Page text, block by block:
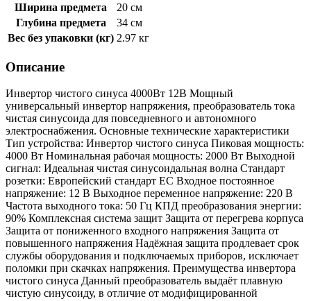
Ширина предмета
20 см
Глубина предмета
34 см
Вес без упаковки (кг) 2.97 кг
Описание
Инвертор чистого синуса 4000Вт 12В Мощный
универсальный инвертор напряжения, преобразователь тока
чистая синусоида для повседневного и автономного
электроснабжения. Основные технические характеристики
Тип устройства: Инвертор чистого синуса Пиковая мощность:
4000 Вт Номинальная рабочая мощность: 2000 Вт Выходной
сигнал: Идеальная чистая синусоидальная волна Стандарт
розетки: Европейский стандарт ЕС Входное постоянное
напряжение: 12 В Выходное переменное напряжение: 220 В
Частота выходного тока: 50 Гц КПД преобразования энергии:
90% Комплексная система защит Защита от перегрева корпуса
Защита от пониженного входного напряжения Защита от
повышенного напряжения Надёжная защита продлевает срок
службы оборудования и подключаемых приборов, исключает
поломки при скачках напряжения. Преимущества инвертора
чистого синуса Данный преобразователь выдаёт плавную
чистую синусоиду, в отличие от модифицированной